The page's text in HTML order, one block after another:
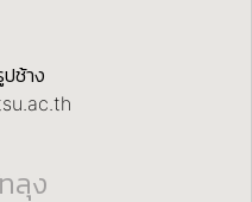
ช้าง
ลุง